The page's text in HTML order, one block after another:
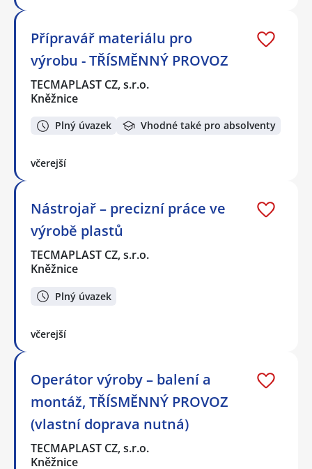
Přípravář materiálu pro
výrobu - TŘÍSMĚNNÝ PROVOZ
TECMAPLAST CZ, s.r.o.
Kněžnice
Plný úvazek Vhodné také pro absolventy
včerejší
Nástrojař – precizní práce ve
výrobě plastů
TECMAPLAST CZ, s.r.o.
Kněžnice
Plný úvazek
včerejší
Operátor výroby – balení a
montáž, TŘÍSMĚNNÝ PROVOZ
(vlastní doprava nutná)
TECMAPLAST CZ, s.r.o.
Kněžnice